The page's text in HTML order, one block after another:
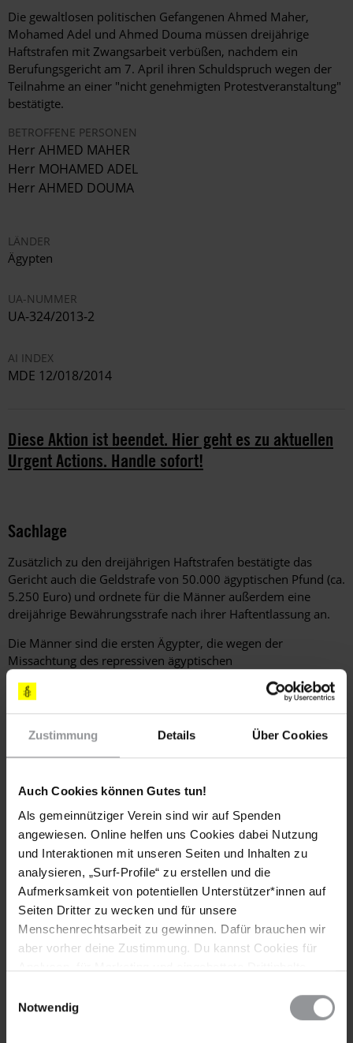
Zustimmung Details Über Cookies
Auch Cookies können Gutes tun!
Als gemeinnütziger Verein sind wir auf Spenden
angewiesen. Online helfen uns Cookies dabei Nutzung
und Interaktionen mit unseren Seiten und Inhalten zu
analysieren, „Surf-Profile“ zu erstellen und die
Aufmerksamkeit von potentiellen Unterstützer*innen auf
Seiten Dritter zu wecken und für unsere
Menschenrechtsarbeit zu gewinnen. Dafür brauchen wir
aber vorher deine Zustimmung. Du kannst Cookies für
wieder ändern. Diesen Banner kannst Du über den Link
Notwendig
Die gewaltlosen politischen Gefangenen Ahmed Maher,
Mohamed Adel und Ahmed Douma müssen dreijährige
Haftstrafen mit Zwangsarbeit verbüßen, nachdem ein
Berufungsgericht am 7. April ihren Schuldspruch wegen der
Teilnahme an einer "nicht genehmigten Protestveranstaltung"
bestätigte.
BETROFFENE PERSONEN
Herr AHMED MAHER
Herr MOHAMED ADEL
Herr AHMED DOUMA
LÄNDER
Ägypten
UA-NUMMER
UA-324/2013-2
AI INDEX
MDE 12/018/2014
Diese Aktion ist beendet. Hier geht es zu aktuellen
Urgent Actions. Handle sofort!
Sachlage
Zusätzlich zu den dreijährigen Haftstrafen bestätigte das
Gericht auch die Geldstrafe von 50.000 ägyptischen Pfund (ca.
5.250 Euro) und ordnete für die Männer außerdem eine
dreijährige Bewährungsstrafe nach ihrer Haftentlassung an.
Die Männer sind die ersten Ägypter, die wegen der
Missachtung des repressiven ägyptischen
Demonstrationsgesetzes, das im November letzten Jahres
verabschiedet worden war, zu Haftstrafen verurteilt wurden.
gegenüber, das Urteil vor dem Kassationsgericht, dem
höchsten Gericht Ägyptens, anfechten zu wollen.
Es sind keine weiteren Appelle des Eilaktionsnetzes
Action beteiligt haben.
HISTORIE DIESER URGENT ACTION
Haftstrafen wegen Demonstrierens
Erste Haftstrafen nach neuem Demonstrationsgesetz
Aktivisten vor Gericht